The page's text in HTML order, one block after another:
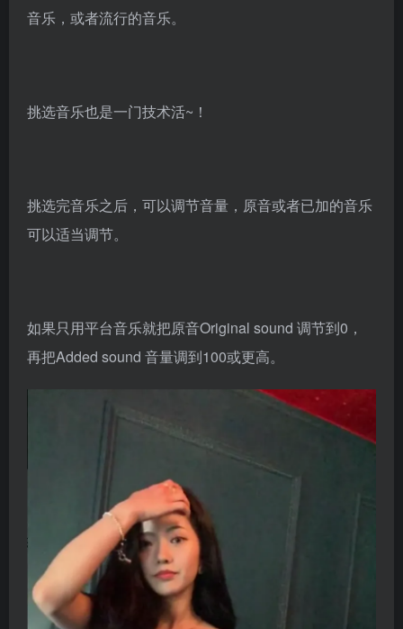
音乐，或者流行的音乐。
挑选音乐也是一门技术活~！
挑选完音乐之后，可以调节音量，原音或者已加的音乐
可以适当调节。
如果只用平台音乐就把原音Original sound 调节到0，
再把Added sound 音量调到100或更高。